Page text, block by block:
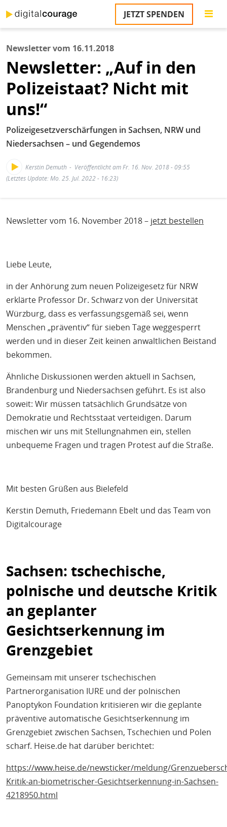
zum
Inhalt
JETZT SPENDEN
Newsletter vom 16.11.2018
Newsletter: „Auf in den
Polizeistaat? Nicht mit
uns!“
Polizeigesetzverschärfungen in Sachsen, NRW und
Niedersachsen – und Gegendemos
Kerstin Demuth
Veröffentlicht am Fr. 16. Nov. 2018 - 09:55
(Letztes Update: Mo. 25. Jul. 2022 - 16:23)
Newsletter vom 16. November 2018 – jetzt bestellen
Liebe Leute,
in der Anhörung zum neuen Polizeigesetz für NRW
erklärte Professor Dr. Schwarz von der Universität
Würzburg, dass es verfassungsgemäß sei, wenn
Menschen „präventiv“ für sieben Tage weggesperrt
werden und in dieser Zeit keinen anwaltlichen Beistand
bekommen.
Ähnliche Diskussionen werden aktuell in Sachsen,
Brandenburg und Niedersachsen geführt. Es ist also
soweit: Wir müssen tatsächlich Grundsätze von
Demokratie und Rechtsstaat verteidigen. Darum
mischen wir uns mit Stellungnahmen ein, stellen
unbequeme Fragen und tragen Protest auf die Straße.
Mit besten Grüßen aus Bielefeld
Kerstin Demuth, Friedemann Ebelt und das Team von
Digitalcourage
Sachsen: tschechische,
polnische und deutsche Kritik
an geplanter
Gesichtserkennung im
Grenzgebiet
Gemeinsam mit unserer tschechischen
Partnerorganisation IURE und der polnischen
Panoptykon Foundation kritisieren wir die geplante
präventive automatische Gesichtserkennung im
Grenzgebiet zwischen Sachsen, Tschechien und Polen
scharf. Heise.de hat darüber berichtet:
https://www.heise.de/newsticker/meldung/
Kritik-an-biometrischer-Gesichtserkennung-in-Sachsen-
4218950.html